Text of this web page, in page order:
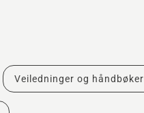
Veiledninger og håndbøker